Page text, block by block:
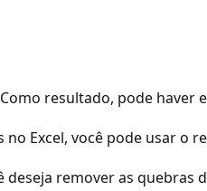
resultado, pode haver
Excel, você pode usar o
remover as quebras